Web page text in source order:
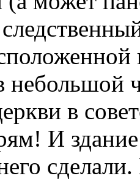
небольшой
в
И